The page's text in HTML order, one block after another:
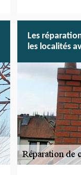
Les
les localités